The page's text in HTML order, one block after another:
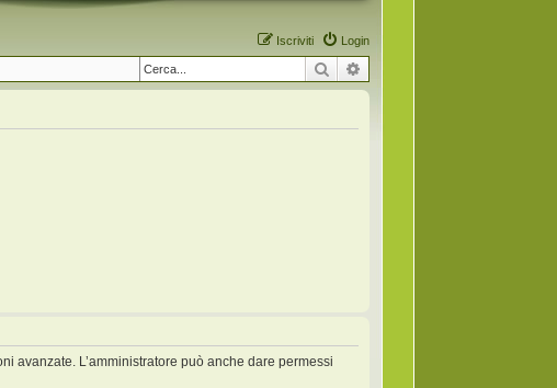
Login
Iscriviti
Cerca
avanzate. L’amministratore può anche dare permessi